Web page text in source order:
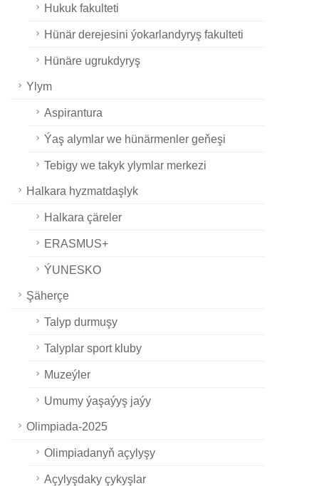
Hukuk fakulteti
Hünär derejesini ýokarlandyryş fakulteti
Hünäre ugrukdyryş
Ylym
Aspirantura
Ýaş alymlar we hünärmenler geňeşi
Tebigy we takyk ylymlar merkezi
Halkara hyzmatdaşlyk
Halkara çäreler
ERASMUS+
ÝUNESKO
Şäherçe
Talyp durmuşy
Talyplar sport kluby
Muzeýler
Umumy ýaşaýyş jaýy
Olimpiada-2025
Olimpiadanyň açylyşy
Açylyşdaky çykyşlar